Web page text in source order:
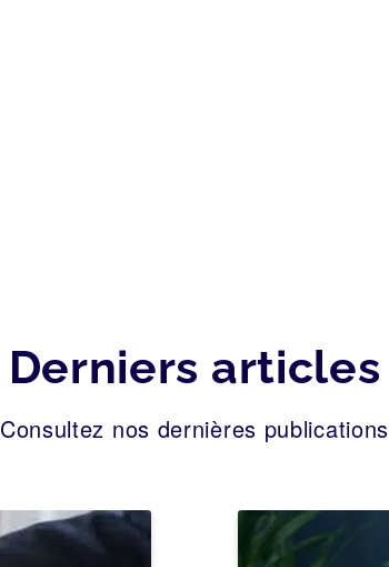
Derniers articles
Consultez nos dernières publications